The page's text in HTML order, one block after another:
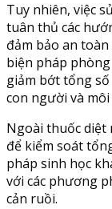
Tuy nhiên, việc
tuân thủ các
đảm bảo an toàn
biện pháp
giảm bớt tổng
con người và
Ngoài thuốc diệt
để kiểm soát
pháp sinh học
với các phương
cản ruồi.